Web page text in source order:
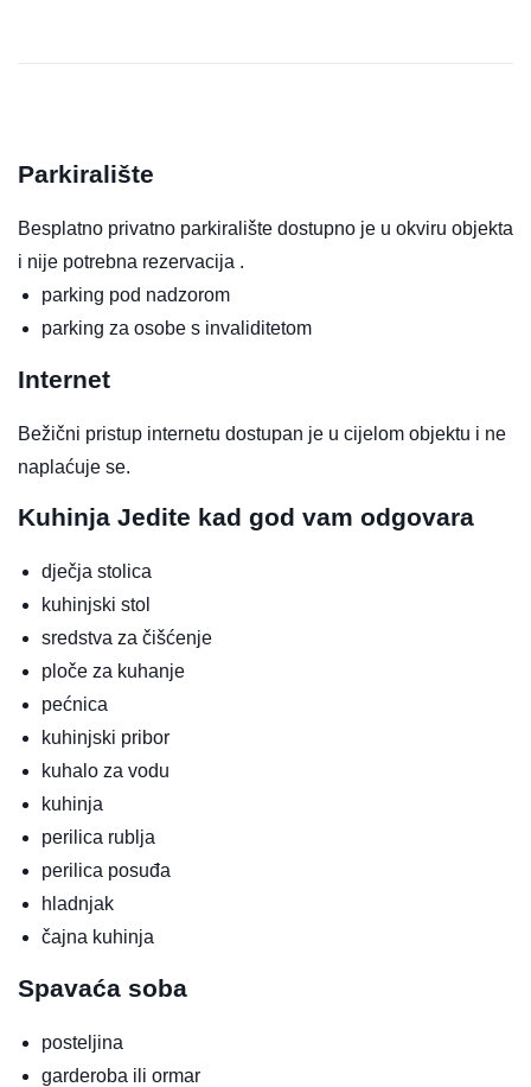
Parkiralište
Besplatno privatno parkiralište dostupno je u okviru objekta
i nije potrebna rezervacija .
parking pod nadzorom
parking za osobe s invaliditetom
Internet
Bežični pristup internetu dostupan je u cijelom objektu i ne
naplaćuje se.
Kuhinja Jedite kad god vam odgovara
dječja stolica
kuhinjski stol
sredstva za čišćenje
ploče za kuhanje
pećnica
kuhinjski pribor
kuhalo za vodu
kuhinja
perilica rublja
perilica posuđa
hladnjak
čajna kuhinja
Spavaća soba
posteljina
garderoba ili ormar